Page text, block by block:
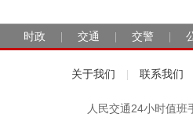
时政 交通 交警
关于我们 联系我们
人民交通24小时值